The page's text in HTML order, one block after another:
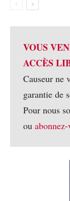
VOUS
ACCÈS
Causeur ne
garantie de
Pour nous
ou